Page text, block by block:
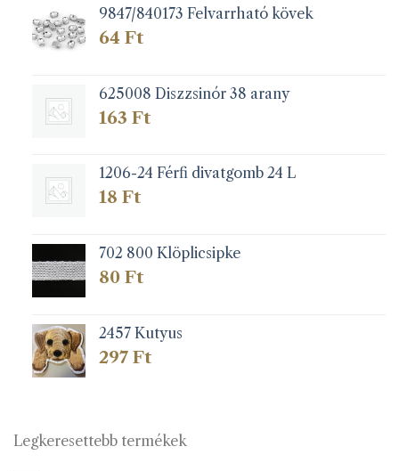
9847/840173 Felvarrható kövek
64 Ft
625008 Diszzsinór 38 arany
163 Ft
1206-24 Férfi divatgomb 24 L
18 Ft
702 800 Klöplicsipke
80 Ft
2457 Kutyus
297 Ft
Legkeresettebb termékek